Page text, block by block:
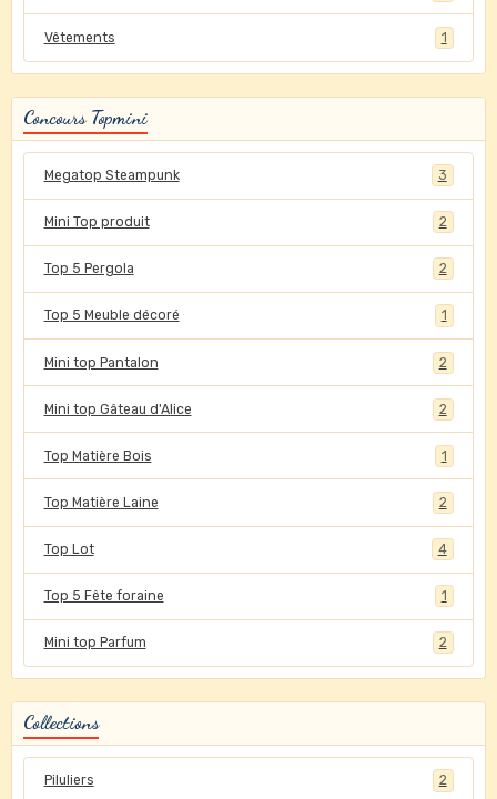
Vêtements 1
Concours Topmini
Megatop Steampunk 3
Mini Top produit 2
Top 5 Pergola 2
Top 5 Meuble décoré 1
Mini top Pantalon 2
Mini top Gâteau d'Alice 2
Top Matière Bois 1
Top Matière Laine 2
Top Lot 4
Top 5 Fête foraine 1
Mini top Parfum 2
Collections
Piluliers 2